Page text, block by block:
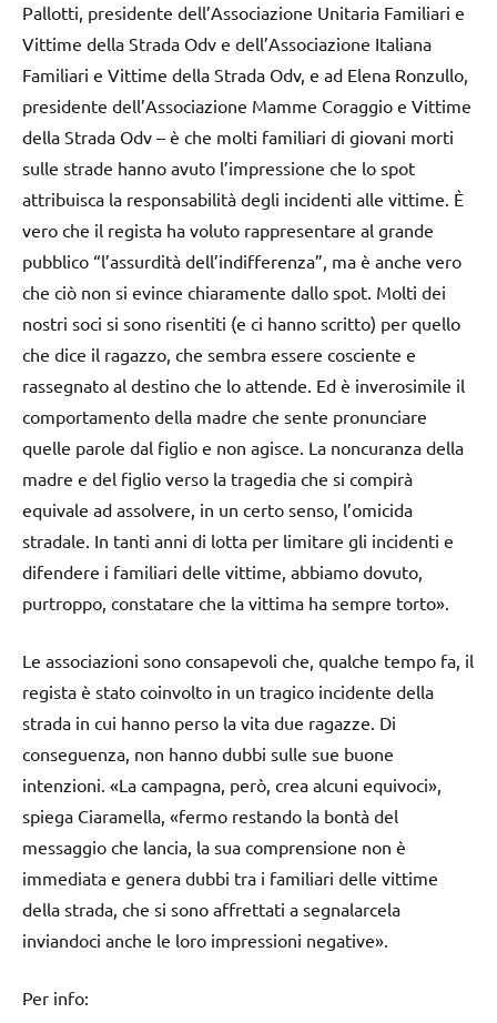
Pallotti, presidente dell’Associazione Unitaria Familiari e
Vittime della Strada Odv e dell’Associazione Italiana
Familiari e Vittime della Strada Odv, e ad Elena Ronzullo,
presidente dell’Associazione Mamme Coraggio e Vittime
della Strada Odv – è che molti familiari di giovani morti
sulle strade hanno avuto l’impressione che lo spot
attribuisca la responsabilità degli incidenti alle vittime. È
vero che il regista ha voluto rappresentare al grande
pubblico “l’assurdità dell’indifferenza”, ma è anche vero
che ciò non si evince chiaramente dallo spot. Molti dei
nostri soci si sono risentiti (e ci hanno scritto) per quello
che dice il ragazzo, che sembra essere cosciente e
rassegnato al destino che lo attende. Ed è inverosimile il
comportamento della madre che sente pronunciare
quelle parole dal figlio e non agisce. La noncuranza della
madre e del figlio verso la tragedia che si compirà
equivale ad assolvere, in un certo senso, l’omicida
stradale. In tanti anni di lotta per limitare gli incidenti e
difendere i familiari delle vittime, abbiamo dovuto,
purtroppo, constatare che la vittima ha sempre torto».
Le associazioni sono consapevoli che, qualche tempo fa, il
regista è stato coinvolto in un tragico incidente della
strada in cui hanno perso la vita due ragazze. Di
conseguenza, non hanno dubbi sulle sue buone
intenzioni. «La campagna, però, crea alcuni equivoci»,
spiega Ciaramella, «fermo restando la bontà del
messaggio che lancia, la sua comprensione non è
immediata e genera dubbi tra i familiari delle vittime
della strada, che si sono affrettati a segnalarcela
inviandoci anche le loro impressioni negative».
Per info: